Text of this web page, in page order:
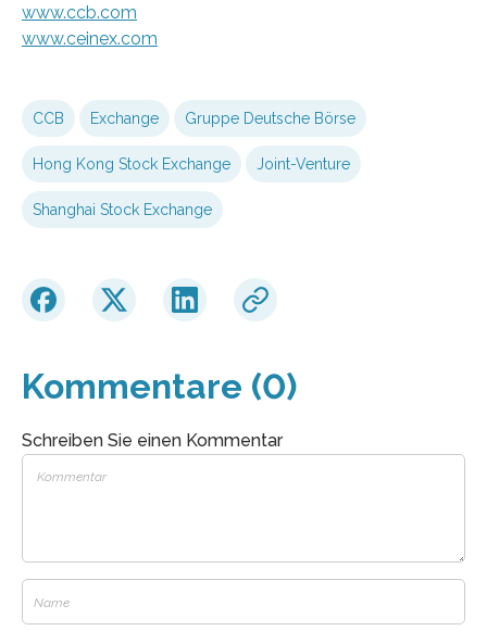
www.ccb.com
www.ceinex.com
CCB Exchange Gruppe Deutsche Börse
Hong Kong Stock Exchange Joint-Venture
Shanghai Stock Exchange
Kommentare (0)
Schreiben Sie einen Kommentar